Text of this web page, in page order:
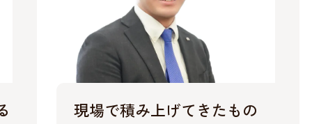
現場で積み上げてきたもの